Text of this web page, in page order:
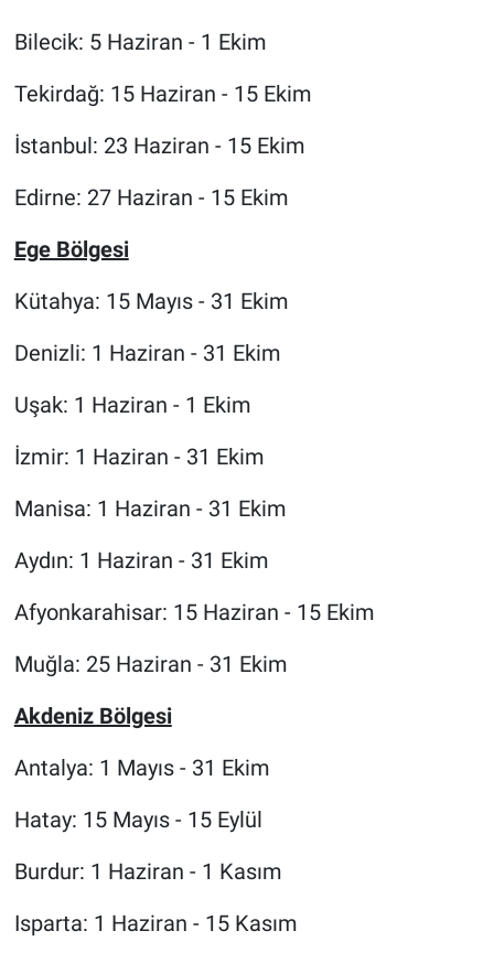
Bilecik: 5 Haziran - 1 Ekim
Tekirdağ: 15 Haziran - 15 Ekim
İstanbul: 23 Haziran - 15 Ekim
Edirne: 27 Haziran - 15 Ekim
Ege Bölgesi
Kütahya: 15 Mayıs - 31 Ekim
Denizli: 1 Haziran - 31 Ekim
Uşak: 1 Haziran - 1 Ekim
İzmir: 1 Haziran - 31 Ekim
Manisa: 1 Haziran - 31 Ekim
Aydın: 1 Haziran - 31 Ekim
Afyonkarahisar: 15 Haziran - 15 Ekim
Muğla: 25 Haziran - 31 Ekim
Akdeniz Bölgesi
Antalya: 1 Mayıs - 31 Ekim
Hatay: 15 Mayıs - 15 Eylül
Burdur: 1 Haziran - 1 Kasım
Isparta: 1 Haziran - 15 Kasım